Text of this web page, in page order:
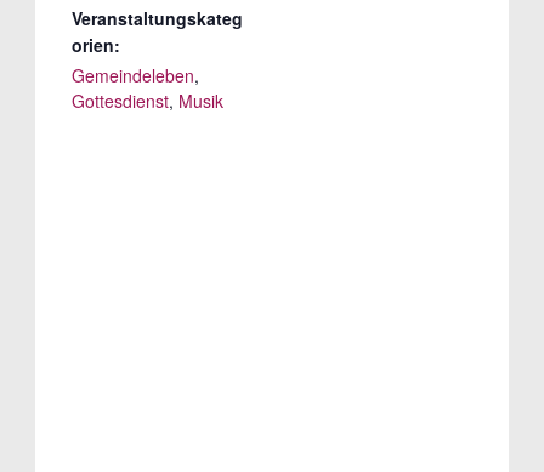
Veranstaltungskateg
orien:
Gemeindeleben,
Gottesdienst, Musik